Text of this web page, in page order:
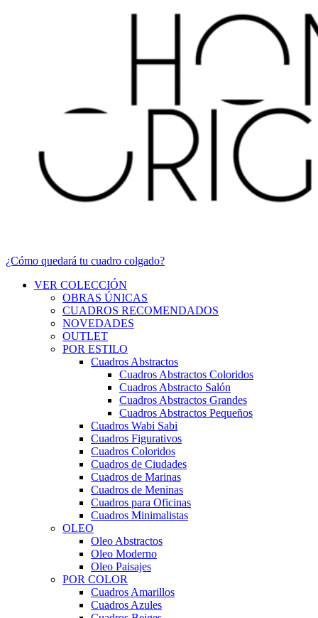
¿Cómo quedará tu cuadro colgado?
VER COLECCIÓN
OBRAS ÚNICAS
CUADROS RECOMENDADOS
NOVEDADES
OUTLET
POR ESTILO
Cuadros Abstractos
Cuadros Abstractos Coloridos
Cuadros Abstracto Salón
Cuadros Abstractos Grandes
Cuadros Abstractos Pequeños
Cuadros Wabi Sabi
Cuadros Figurativos
Cuadros Coloridos
Cuadros de Ciudades
Cuadros de Marinas
Cuadros de Meninas
Cuadros para Oficinas
Cuadros Minimalistas
OLEO
Oleo Abstractos
Oleo Moderno
Oleo Paisajes
POR COLOR
Cuadros Amarillos
Cuadros Azules